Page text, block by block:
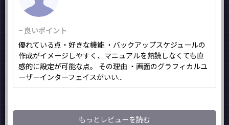
− 良いポイント
優れている点・好きな機能 ・バックアップスケジュールの
作成がイメージしやすく、マニュアルを熟読しなくても直
感的に設定が可能な点。 その理由 ・画面のグラフィカルユ
ーザーインターフェイスがいい...
もっとレビューを読む